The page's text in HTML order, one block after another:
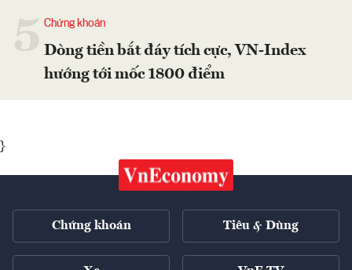
Chứng khoán
Dòng tiền bắt đáy tích cực, VN-Index
hướng tới mốc 1800 điểm
}
Chứng khoán Tiêu & Dùng